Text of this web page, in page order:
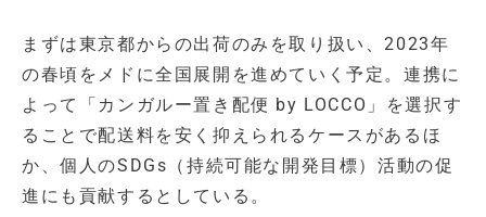
まずは東京都からの出荷のみを取り扱い、2023年
の春頃をメドに全国展開を進めていく予定。連携に
よって「カンガルー置き配便 by LOCCO」を選択す
ることで配送料を安く抑えられるケースがあるほ
か、個人のSDGs（持続可能な開発目標）活動の促
進にも貢献するとしている。